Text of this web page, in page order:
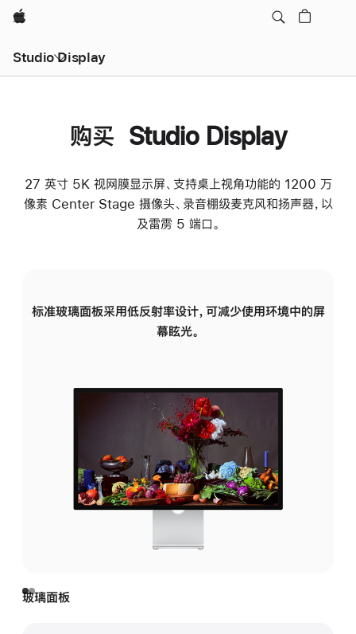
Apple
Studio Display
购买 Studio Display
27 英寸 5K 视网膜显示屏、支持桌上视角功能的 1200 万
像素 Center Stage 摄像头、录音棚级麦克风和扬声器，以
及雷雳 5 端口。
标准玻璃面板采用低反射率设计，可减少使用环境中的屏
幕眩光。
玻璃面板